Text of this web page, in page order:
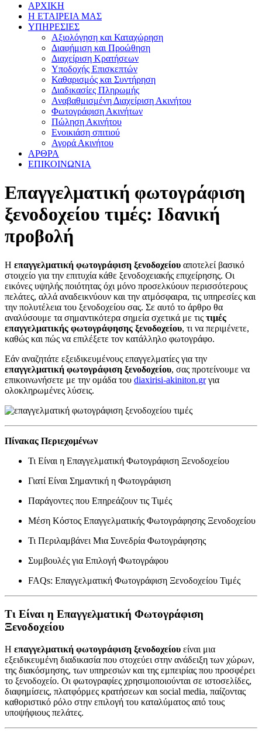
ΑΡΧΙΚΗ
Η ΕΤΑΙΡΕΙΑ ΜΑΣ
ΥΠΗΡΕΣΙΕΣ
Αξιολόγηση και Καταχώρηση
Διαφήμιση και Προώθηση
Διαχείριση Κρατήσεων
Υποδοχής Επισκεπτών
Καθαρισμός και Συντήρηση
Διαδικασίες Πληρωμής
Αναβαθμισμένη Διαχείριση Ακινήτου
Φωτογράφιση Ακινήτων
Πώληση Ακινήτου
Ενοικιάση σπιτιού
Αγορά Ακινήτου
ΑΡΘΡΑ
ΕΠΙΚΟΙΝΩΝΙΑ
Επαγγελματική φωτογράφιση
ξενοδοχείου τιμές: Ιδανική
προβολή
Η επαγγελματική φωτογράφιση ξενοδοχείου αποτελεί βασικό
στοιχείο για την επιτυχία κάθε ξενοδοχειακής επιχείρησης. Οι
εικόνες υψηλής ποιότητας όχι μόνο προσελκύουν περισσότερους
πελάτες, αλλά αναδεικνύουν και την ατμόσφαιρα, τις υπηρεσίες και
την πολυτέλεια του ξενοδοχείου σας. Σε αυτό το άρθρο θα
αναλύσουμε τα σημαντικότερα σημεία σχετικά με τις τιμές
επαγγελματικής φωτογράφησης ξενοδοχείου, τι να περιμένετε,
καθώς και πώς να επιλέξετε τον κατάλληλο φωτογράφο.
Εάν αναζητάτε εξειδικευμένους επαγγελματίες για την
επαγγελματική φωτογράφιση ξενοδοχείου, σας προτείνουμε να
επικοινωνήσετε με την ομάδα του diaxirisi-akiniton.grγια
ολοκληρωμένες λύσεις.
Πίνακας Περιεχομένων
Τι Είναι η Επαγγελματική Φωτογράφιση Ξενοδοχείου
Γιατί Είναι Σημαντική η Φωτογράφιση
Παράγοντες που Επηρεάζουν τις Τιμές
Μέση Κόστος Επαγγελματικής Φωτογράφησης Ξενοδοχείου
Τι Περιλαμβάνει Μια Συνεδρία Φωτογράφησης
Συμβουλές για Επιλογή Φωτογράφου
FAQs: Επαγγελματική Φωτογράφιση Ξενοδοχείου Τιμές
Τι Είναι η Επαγγελματική Φωτογράφιση
Ξενοδοχείου
Η επαγγελματική φωτογράφιση ξενοδοχείου είναι μια
εξειδικευμένη διαδικασία που στοχεύει στην ανάδειξη των χώρων,
της διακόσμησης, των υπηρεσιών και της εμπειρίας που προσφέρει
το ξενοδοχείο. Οι φωτογραφίες χρησιμοποιούνται σε ιστοσελίδες,
διαφημίσεις, πλατφόρμες κρατήσεων και social media, παίζοντας
καθοριστικό ρόλο στην επιλογή του καταλύματος από τους
υποψήφιους πελάτες.